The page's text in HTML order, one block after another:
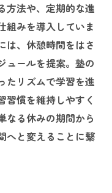
方法や、定期的な進
組みを導入していま
は、休憩時間をはさ
ュールを提案。塾の
たリズムで学習を進
習慣を維持しやすく
なる休みの期間から
へと変えることに繋